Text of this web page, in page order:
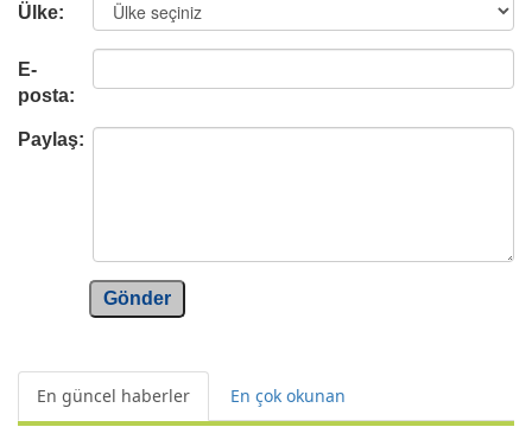
Ülke:
E-
posta:
Paylaş:
Gönder
En güncel haberler En çok okunan